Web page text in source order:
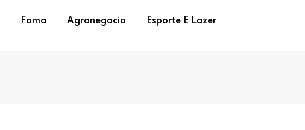
Fama Agronegocio Esporte E Lazer